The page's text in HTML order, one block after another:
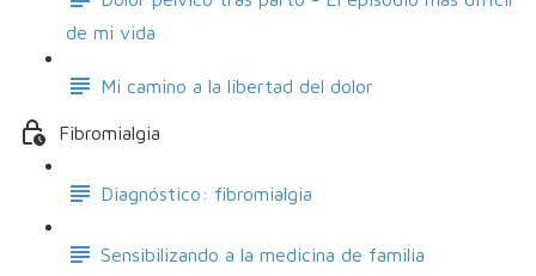
de mi vida
Mi camino a la libertad del dolor
Fibromialgia
Diagnóstico: fibromialgia
Sensibilizando a la medicina de familia